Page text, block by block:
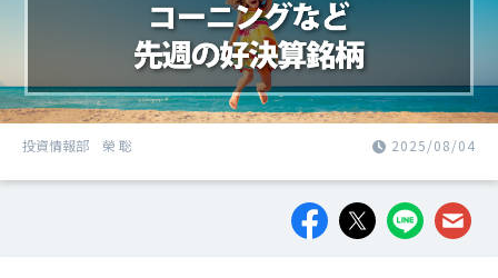
投資情報部 榮 聡 2025/08/04